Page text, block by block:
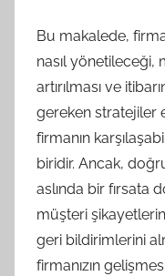
Bu makalede,
nasıl yönetileceği,
artırılması ve
gereken stratejiler
firmanın
biridir. Ancak,
aslında bir fırsata
müşteri
geri bildirimlerini
firmanızın